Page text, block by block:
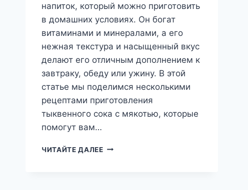
напиток, который можно приготовить
в домашних условиях. Он богат
витаминами и минералами, а его
нежная текстура и насыщенный вкус
делают его отличным дополнением к
завтраку, обеду или ужину. В этой
статье мы поделимся несколькими
рецептами приготовления
тыквенного сока с мякотью, которые
помогут вам…
ЧИТАЙТЕ ДАЛЕЕСОК